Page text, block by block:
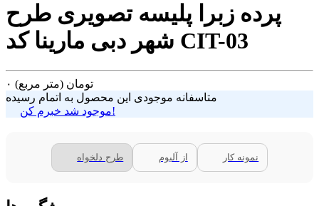
پرده زبرا پلیسه تصویری طرح
شهر دبی مارینا کد CIT-03
۰ تومان (متر مربع)
متاسفانه موجودی این محصول به اتمام رسیده
موجود شد خبرم کن!
طرح دلخواه از آلبوم نمونه کار